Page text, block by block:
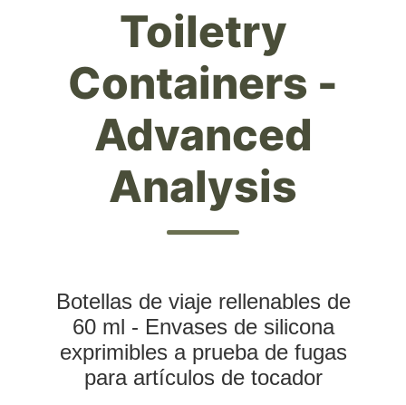
Toiletry
Containers -
Advanced
Analysis
Botellas de viaje rellenables de
60 ml - Envases de silicona
exprimibles a prueba de fugas
para artículos de tocador